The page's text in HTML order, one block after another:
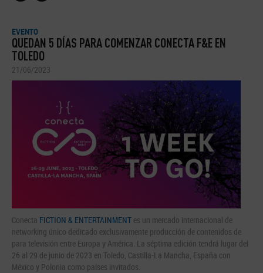
EVENTO
QUEDAN 5 DÍAS PARA COMENZAR CONECTA F&E EN
TOLEDO
21/06/2023
Conecta FICTION & ENTERTAINMENT es un mercado internacional de
networking único dedicado exclusivamente producción de contenidos de
para televisión entre Europa y América. La séptima edición tendrá lugar del
26 al 29 de junio de 2023 en Toledo, Castilla-La Mancha, España con
México y Polonia como países invitados.